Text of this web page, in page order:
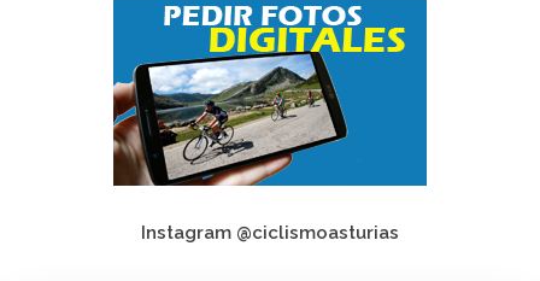
Instagram @ciclismoasturias